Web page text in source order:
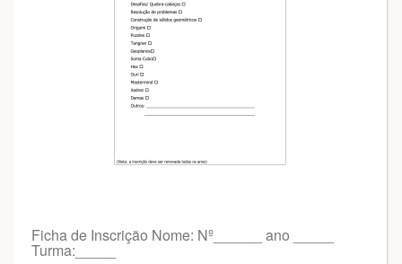
Ficha de Inscrição Nome: Nº______ ano _____
Turma:_____